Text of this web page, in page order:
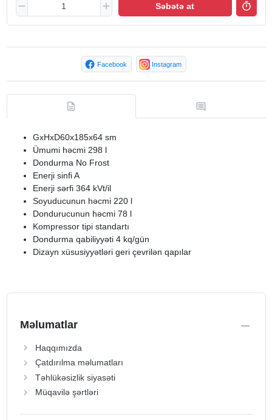
Səbətə at
Facebook Instagram
GxHxD60x185x64 sm
Ümumi həcmi 298 l
Dondurma No Frost
Enerji sinfi A
Enerji sərfi 364 kVt/il
Soyuducunun həcmi 220 l
Dondurucunun həcmi 78 l
Kompressor tipi standartı
Dondurma qabiliyyəti 4 kq/gün
Dizayn xüsusiyyətləri geri çevrilən qapılar
Məlumatlar
Haqqımızda
Çatdırılma məlumatları
Təhlükəsizlik siyasəti
Müqavilə şərtləri